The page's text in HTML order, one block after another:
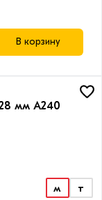
В корзину
мм A240
м т